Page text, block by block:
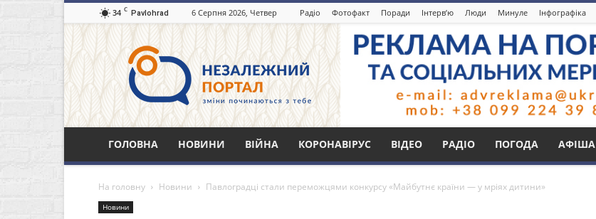
34 C Pavlohrad 6 Серпня 2026, Четвер Радіо Фотофакт Поради Інтерв’ю Люди Минуле Інфографіка
Незалежний
портал
Павлоград.dp.ua
ГОЛОВНА НОВИНИ ВІЙНА КОРОНАВІРУС ВІДЕО РАДІО ПОГОДА АФІША
На головну Новини Павлоградці стали переможцями конкурсу «Майбутнє країни — у мріях дитини»
Новини